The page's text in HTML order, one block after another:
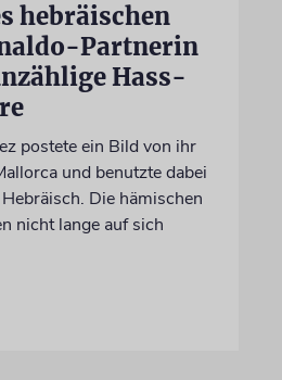
hebräischen
Partnerin
Hass-
postete ein Bild von ihr
und benutzte dabei
Die hämischen
nicht lange auf sich